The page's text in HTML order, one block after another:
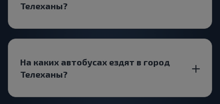
Телеханы?
На каких автобусах ездят в город
Телеханы?